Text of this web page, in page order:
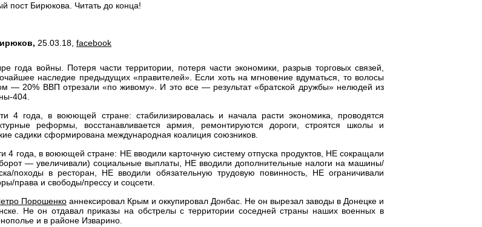
пост Бирюкова. Читать до конца!
25.03.18, facebook
года войны. Потеря части территории, потеря части экономики, разрыв торговых связей,
наследие предыдущих «правителей». Если хоть на мгновение вдуматься, то волосы
— 20% ВВП отрезали «по живому». И это все — результат «братской дружбы» нелюдей из
404.
4 года, в воюющей стране: стабилизировалась и начала расти экономика, проводятся
реформы, восстанавливается армия, ремонтируются дороги, строятся школы и
садики сформирована международная коалиция союзников.
4 года, в воюющей стране: НЕ вводили карточную систему отпуска продуктов, НЕ сокращали
— увеличивали) социальные выплаты, НЕ вводили дополнительные налоги на машины/
походы в ресторан, НЕ вводили обязательную трудовую повинность, НЕ ограничивали
права и свободы/прессу и соцсети.
Порошенко аннексировал Крым и оккупировал Донбас. Не он вырезал заводы в Донецке и
Не он отдавал приказы на обстрелы с территории соседней страны наших военных в
и в районе Изварино.